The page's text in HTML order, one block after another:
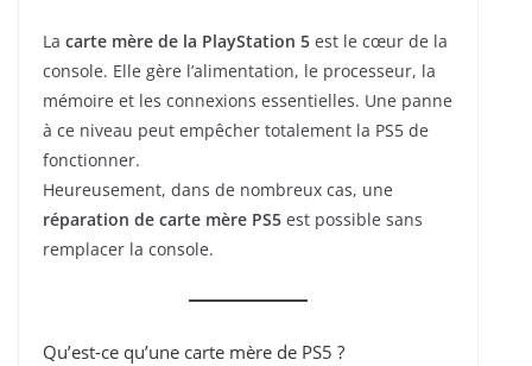
La carte mère de la PlayStation 5 est le cœur de la
console. Elle gère l’alimentation, le processeur, la
mémoire et les connexions essentielles. Une panne
à ce niveau peut empêcher totalement la PS5 de
fonctionner.
Heureusement, dans de nombreux cas, une
réparation de carte mère PS5 est possible sans
remplacer la console.
Qu’est-ce qu’une carte mère de PS5 ?